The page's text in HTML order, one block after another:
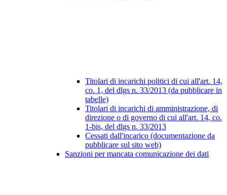
Titolari di incarichi politici di cui all'art. 14,
co. 1, del dlgs n. 33/2013 (da pubblicare in
tabelle)
Titolari di incarichi di amministrazione, di
direzione o di governo di cui all'art. 14, co.
1-bis, del dlgs n. 33/2013
Cessati dall'incarico (documentazione da
pubblicare sul sito web)
Sanzioni per mancata comunicazione dei dati